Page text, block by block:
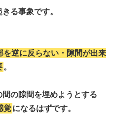
る事象です。
を逆に反らない・隙間が出来
。
の隙間を埋めようとする
覚になるはずです。